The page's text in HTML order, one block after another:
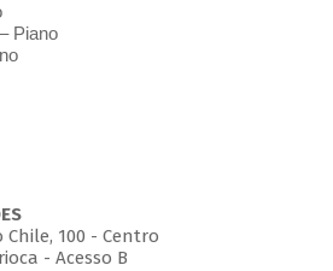
Piano
100 - Centro
- Acesso B